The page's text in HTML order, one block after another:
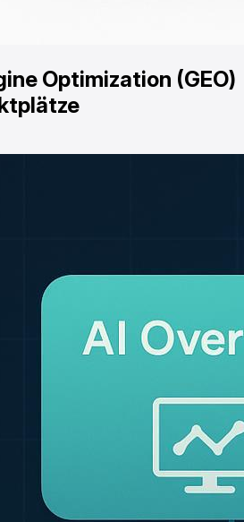
Optimization (GEO)